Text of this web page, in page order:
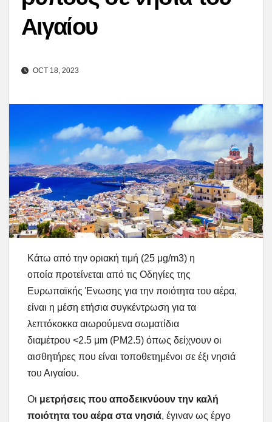
Αιγαίου
OCT 18, 2023
Κάτω από την οριακή τιμή (25 μg/m3) η
οποία προτείνεται από τις Οδηγίες της
Ευρωπαϊκής Ένωσης για την ποιότητα του αέρα,
είναι η μέση ετήσια συγκέντρωση για τα
λεπτόκοκκα αιωρούμενα σωματίδια
διαμέτρου <2.5 μm (PM2.5) όπως δείχνουν οι
αισθητήρες που είναι τοποθετημένοι σε έξι νησιά
του Αιγαίου.
Οι μετρήσεις που αποδεικνύουν την καλή
ποιότητα του αέρα στα νησιά, έγιναν ως έργο